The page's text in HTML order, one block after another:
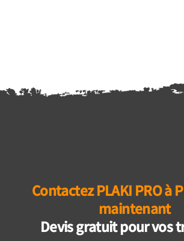
Contactez PLAKI PRO à
maintenant
Devis gratuit pour vos